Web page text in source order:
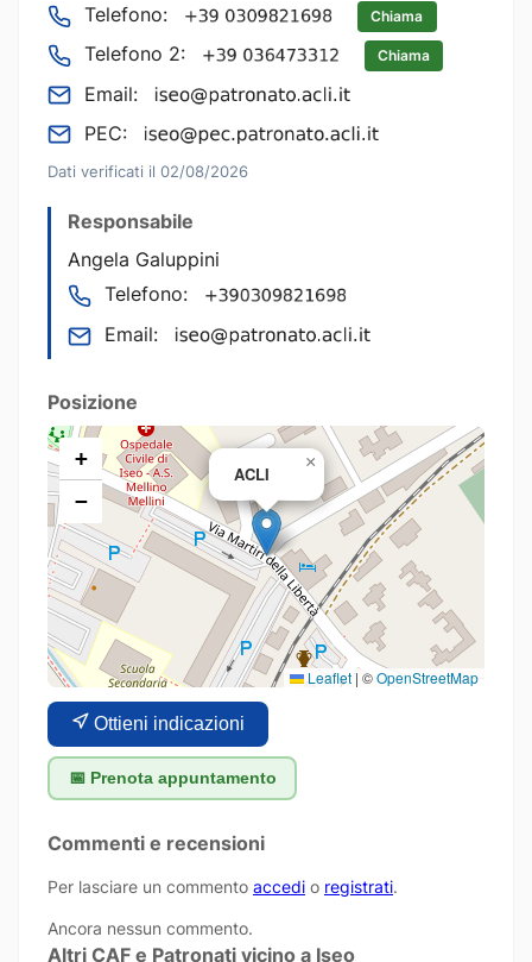
Telefono:
Chiama
Telefono 2: Chiama
Email:
PEC:
Dati verificati il 02/08/2026
Responsabile
Angela Galuppini
Telefono:
Email:
Posizione
ACLI
×
+
−
Leaflet | ©OpenStreetMap
Ottieni indicazioni
📅 Prenota appuntamento
Commenti e recensioni
Per lasciare un commento accedi o registrati.
Ancora nessun commento.
Altri CAF e Patronati vicino a Iseo